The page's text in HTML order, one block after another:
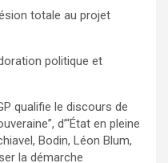
totale au projet
politique et
qualifie le discours de
d’“État en pleine
Bodin, Léon Blum,
la démarche